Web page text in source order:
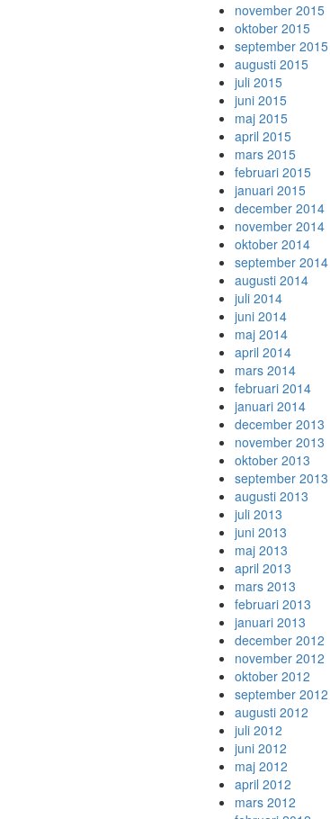
november 2015
oktober 2015
september 2015
augusti 2015
juli 2015
juni 2015
maj 2015
april 2015
mars 2015
februari 2015
januari 2015
december 2014
november 2014
oktober 2014
september 2014
augusti 2014
juli 2014
juni 2014
maj 2014
april 2014
mars 2014
februari 2014
januari 2014
december 2013
november 2013
oktober 2013
september 2013
augusti 2013
juli 2013
juni 2013
maj 2013
april 2013
mars 2013
februari 2013
januari 2013
december 2012
november 2012
oktober 2012
september 2012
augusti 2012
juli 2012
juni 2012
maj 2012
april 2012
mars 2012